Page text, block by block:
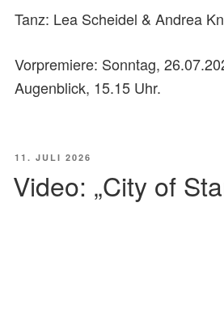
Tanz: Lea Scheidel & Andrea
Vorpremiere: Sonntag,
Augenblick, 15.15 Uhr.
VERÖFFENTLICHT
11. JULI 2026
Video: „City of